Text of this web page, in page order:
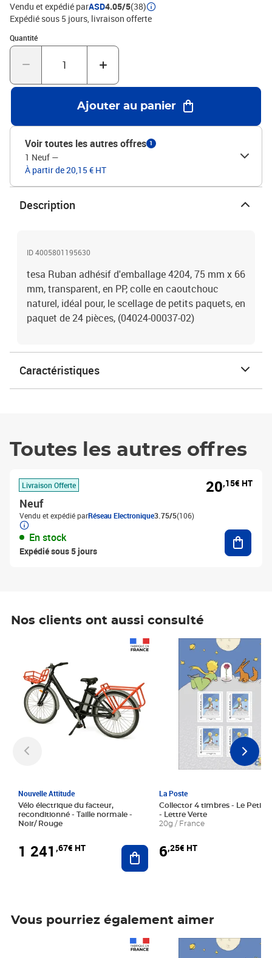
Vendu et expédié parASD4.05/5(38)
Expédié sous 5 jours livraison offerte
Quantité
Quantité : 1
Ajouter au panier
Voir toutes les autres offres 1
1 Neuf —
À partir de 20,15 € HT
Description
ID 4005801195630
tesa Ruban adhésif d'emballage 4204, 75 mm x 66
mm, transparent, en PP, colle en caoutchouc
naturel, idéal pour, le scellage de petits paquets, en
paquet de 24 pièces, (04024-00037-02)
Caractéristiques
Toutes les autres offres
Livraison Offerte
Neuf
Vendu et expédié parRéseau Electronique3.75/5(106)
En stock
Expédié sous 5 jours
20,15€ HT
Nos clients ont aussi consulté
Nouvelle Attitude
Vélo électrique du facteur,
reconditionné - Taille normale -
Noir/ Rouge
1 241 ,67€ HT Ajouter au panier
La Poste
Collector 4 timbres - Le Petit
- Lettre Verte
20g / France
6,25€ HT
Prix 6,25€ HT
Vous pourriez également aimer
Prix 6,25€ HT